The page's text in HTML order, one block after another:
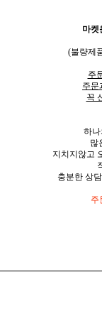
마켓
(불량제
주
주문
꼭
하나
많
지치지않고
충분한 상
주